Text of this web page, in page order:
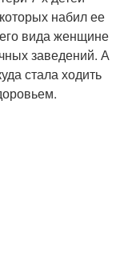
набил ее
вида женщине
заведений. А
стала ходить